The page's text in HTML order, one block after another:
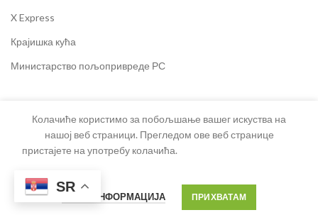
X Express
Крајишка кућа
Министарство пољопривреде РС
ХЕРЦЕГОВАЧКА КУЋА 2025 ЗАХЕРЦЕГОВАЧКУ КУЋУDeveloped by
LunaMedia
Колачиће користимо за побољшање вашег искуства на
нашој веб страници. Прегледом ове веб странице
пристајете на употребу колачића.
ВИШЕ ИНФОРМАЦИЈА ПРИХВАТАМ
Шеширићи лаванде – Вуковић
SR